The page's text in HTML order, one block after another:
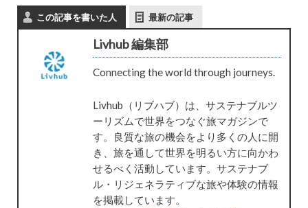
この記事を書いた人 最新の記事
Livhub 編集部
Connecting the world through journeys.
Livhub（リブハブ）は、サステナブルツ
ーリズムで世界をつなぐ旅マガジンで
す。良質な旅の機会をより多くの人に開
き、旅を通して世界を明るい方に向かわ
せるべく活動しています。サステナブ
ル・リジェネラティブな旅や体験の情報
を掲載しています。